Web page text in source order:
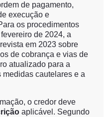
de pagamento,
execução e
os procedimentos
de 2024, a
em 2023 sobre
de cobrança e vias de
atualizado para a
medidas cautelares e a
o credor deve
aplicável. Segundo